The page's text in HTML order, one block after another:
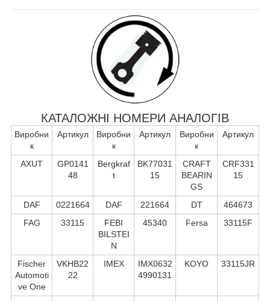
КАТАЛОЖНІ НОМЕРИ АНАЛОГІВ
Виробни
к
Артикул
Виробни
к
Артикул
Виробни
к
Артикул
AXUT
GP0141
48
Bergkraf
t
BK77031
15
CRAFT
BEARIN
GS
CRF331
15
DAF 0221664 DAF 221664 DT
464673
FAG
33115
FEBI
BILSTEI
N
45340 Fersa 33115F
Fischer
Automoti
ve One
VKHB22
22
IMEX
IMX0632
4990131
KOYO 33115JR